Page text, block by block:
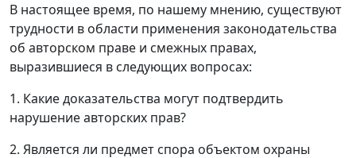
В настоящее время, по нашему мнению, существуют
трудности в области применения законодательства
об авторском праве и смежных правах,
выразившиеся в следующих вопросах:
1. Какие доказательства могут подтвердить
нарушение авторских прав?
2. Является ли предмет спора объектом охраны